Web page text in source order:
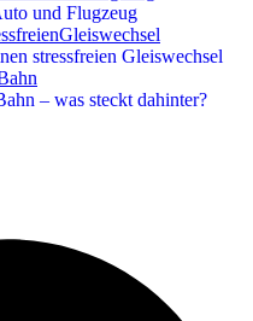
und Flugzeug
stressfreien Gleiswechsel
– was steckt dahinter?